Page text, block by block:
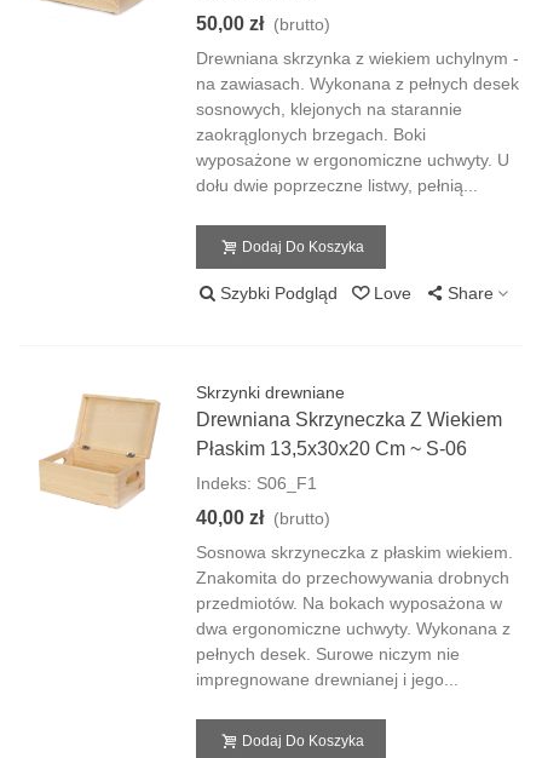
50,00 zł (brutto)
Drewniana skrzynka z wiekiem uchylnym -
na zawiasach. Wykonana z pełnych desek
sosnowych, klejonych na starannie
zaokrąglonych brzegach. Boki
wyposażone w ergonomiczne uchwyty. U
dołu dwie poprzeczne listwy, pełnią...
Dodaj Do Koszyka
Szybki Podgląd Love Share
Skrzynki drewniane
Drewniana Skrzyneczka Z Wiekiem
Płaskim 13,5x30x20 Cm ~ S-06
Indeks: S06_F1
40,00 zł (brutto)
Sosnowa skrzyneczka z płaskim wiekiem.
Znakomita do przechowywania drobnych
przedmiotów. Na bokach wyposażona w
dwa ergonomiczne uchwyty. Wykonana z
pełnych desek. Surowe niczym nie
impregnowane drewnianej i jego...
Dodaj Do Koszyka